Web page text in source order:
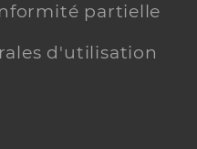
partielle
d'utilisation